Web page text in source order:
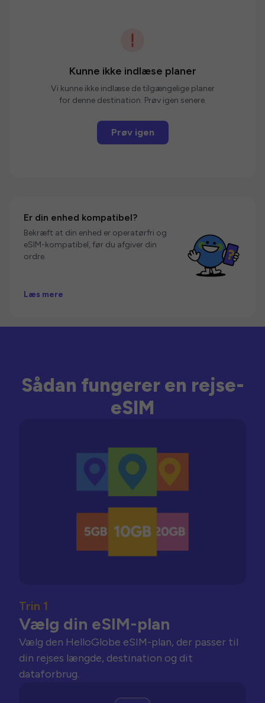
Kunne ikke indlæse planer
Vi kunne ikke indlæse de tilgængelige planer
for denne destination. Prøv igen senere.
Prøv igen
Er din enhed kompatibel?
Bekræft at din enhed er operatørfri og
eSIM-kompatibel, før du afgiver din
ordre.
Læs mere
Sådan fungerer en rejse-
eSIM
Trin 1
Vælg din eSIM-plan
Vælg den HelloGlobe eSIM-plan, der passer til
din rejses længde, destination og dit
dataforbrug.